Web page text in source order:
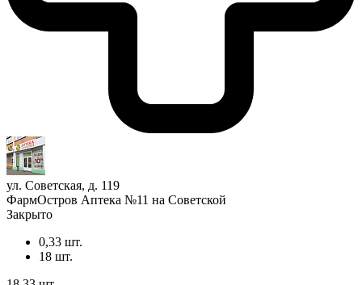
ул. Советская, д. 119
ФармОстров Аптека №11 на Советской
Закрыто
0,33 шт.
18 шт.